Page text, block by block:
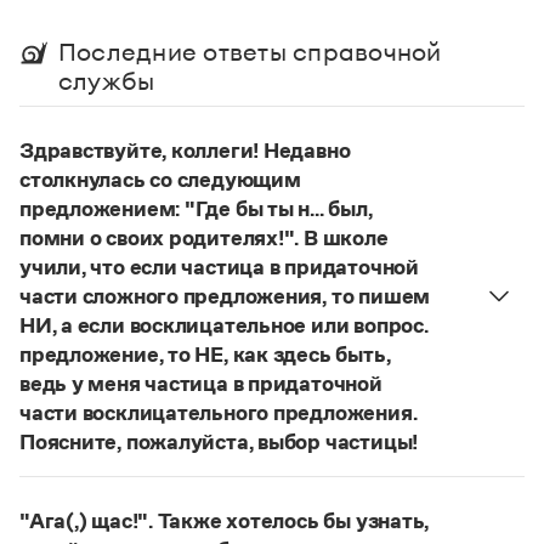
Правила русской орфографии и пунктуации
Русский язык. Краткий теоретический курс
для школьников
Письмовник
Справочник по пунктуации
Словарь-справочник трудностей
Справочник по фразеологии
Азбучные истины
Словарь-справочник непростые слова
Все справочники портала
Журнал
Новости и события
Управление в русском языке
Словарь методических терминов
Правила русской орфографии и пунктуации
Последние ответы справочной
службы
Здравствуйте, коллеги! Недавно
столкнулась со следующим
предложением: "Где бы ты н... был,
помни о своих родителях!". В школе
учили, что если частица в придаточной
части сложного предложения, то пишем
НИ, а если восклицательное или вопрос.
предложение, то НЕ, как здесь быть,
ведь у меня частица в придаточной
части восклицательного предложения.
Поясните, пожалуйста, выбор частицы!
Правильно:Где бы ты ни был, помни о своих
восклицательных предложениях: Где ты только
"Ага(,) щас!". Также хотелось бы узнать,